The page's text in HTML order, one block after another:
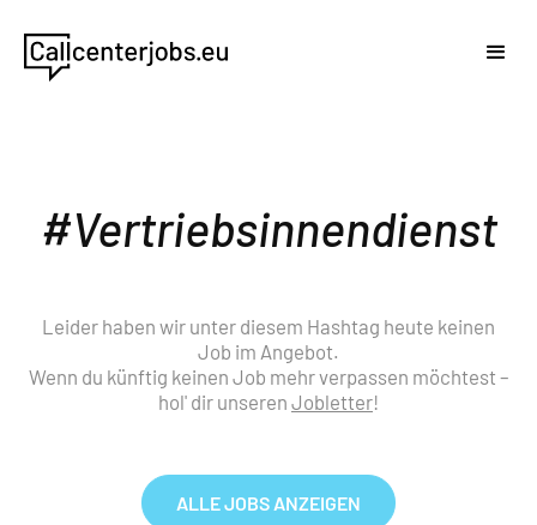
Vertriebsinnendienst
Leider haben wir unter diesem Hashtag heute keinen
Job im Angebot.
Wenn du künftig keinen Job mehr verpassen möchtest –
hol' dir unseren Jobletter!
ALLE JOBS ANZEIGEN